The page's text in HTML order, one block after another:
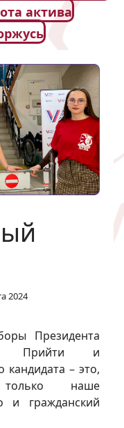
актива
2024
Президента
Прийти и
кандидата – это,
наше
и гражданский